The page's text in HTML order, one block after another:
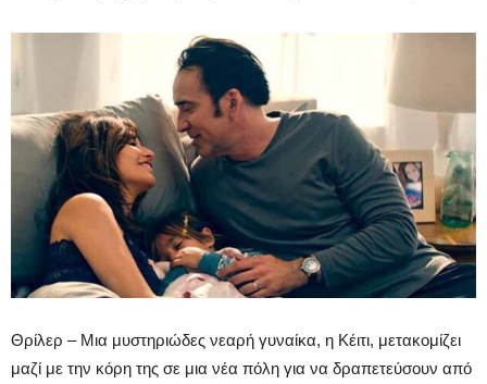
Θρίλερ – Μια μυστηριώδες νεαρή γυναίκα, η Κέιτι, μετακομίζει
μαζί με την κόρη της σε μια νέα πόλη για να δραπετεύσουν από